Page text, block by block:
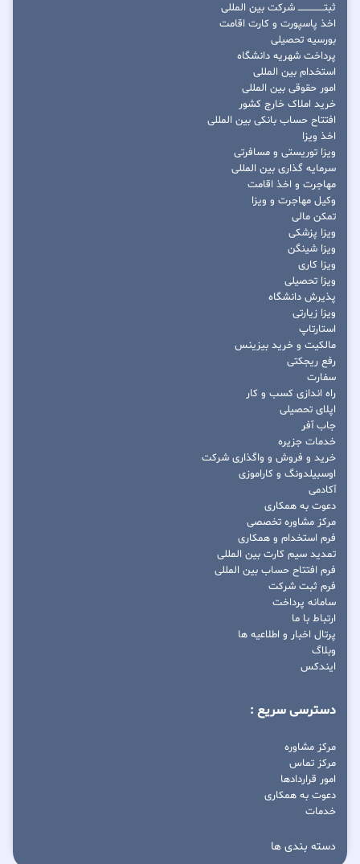
ثبتــــــــــــــــ شرکت بین المللی
اخذ پاسپورت و کارت اقامت
بورسیه تحصیلی
پرداخت شهریه دانشگاه
استخدام بین المللی
امور حقوقی بین المللی
خرید املاک خارج کشور
افتتاح حساب بانکی بین المللی
اخذ ویزا
ویزا توریستی و مسافرتی
سرمایه گذاری بین المللی
مهاجرت و اخذ اقامت
وکیل مهاجرت و ویزا
تمکن مالی
ویزا پزشکی
ویزا شینگن
ویزا کاری
ویزا تحصیلی
پذیرش دانشگاه
ویزا زیارتی
استارتاپ
مالکیت و خرید بیزینس
رفع ریجکتی
سفارت
راه اندازی کسب و کار
اپلای تحصیلی
جاب آفر
خدمات جزیره
خرید و فروش و واگذاری شرکت
اوسبیلدونگ و کاراموزی
آکادمی
دعوت به همکاری
مرکز مشاوره تخصصی
فرم استخدام و همکاری
تمدید سیم کارت بین المللی
فرم افتتاح حساب بین المللی
فرم ثبت شرکت
سامانه پرداخت
ارتباط با ما
پرتال اخبار و اطلاعیه ها
وبلاگ
ایندکس
دسترسی سریع :
مرکز مشاوره
مرکز تماس
امور قراردادها
دعوت به همکاری
خدمات
دسته بندی ها